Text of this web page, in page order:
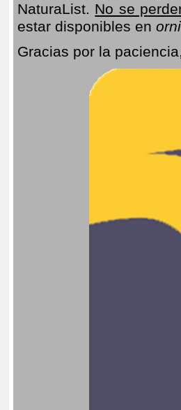
NaturaList. No se
estar disponibles en
Gracias por la